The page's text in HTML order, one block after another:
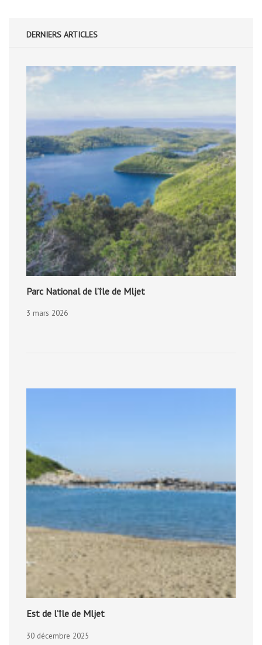
DERNIERS ARTICLES
Parc National de l’île de Mljet
3 mars 2026
Est de l’île de Mljet
30 décembre 2025